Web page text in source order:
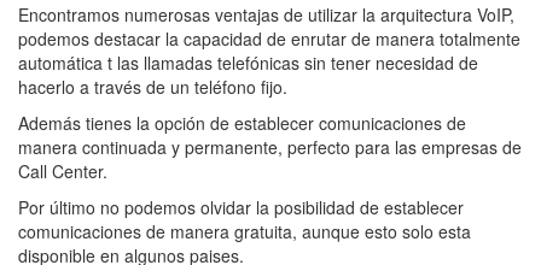
Encontramos numerosas ventajas de utilizar la arquitectura VoIP,
podemos destacar la capacidad de enrutar de manera totalmente
automática t las llamadas telefónicas sin tener necesidad de
hacerlo a través de un teléfono fijo.
Además tienes la opción de establecer comunicaciones de
manera continuada y permanente, perfecto para las empresas de
Call Center.
Por último no podemos olvidar la posibilidad de establecer
comunicaciones de manera gratuita, aunque esto solo esta
disponible en algunos paises.